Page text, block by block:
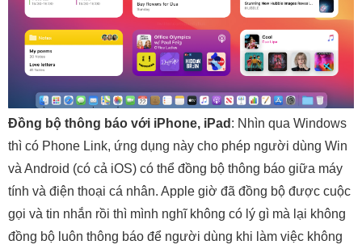
Đồng bộ thông báo với iPhone, iPad : Nhìn qua Windows
thì có Phone Link, ứng dụng này cho phép người dùng Win
và Android (có cả iOS) có thể đồng bộ thông báo giữa máy
tính và điện thoại cá nhân. Apple giờ đã đồng bộ được cuộc
gọi và tin nhắn rồi thì mình nghĩ không có lý gì mà lại không
đồng bộ luôn thông báo để người dùng khi làm việc không